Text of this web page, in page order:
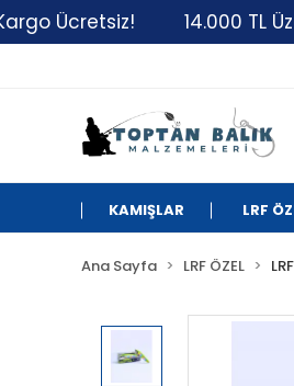
14.000 TL Üzeri
KAMIŞLAR LRF
Ana Sayfa LRF ÖZEL